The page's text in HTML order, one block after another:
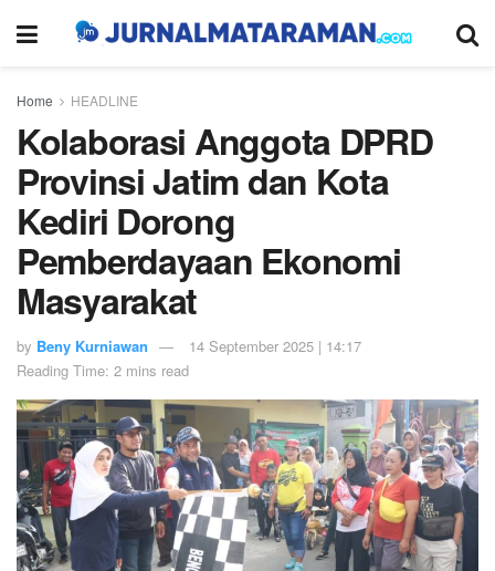
Home HEADLINE
Kolaborasi Anggota DPRD
Provinsi Jatim dan Kota
Kediri Dorong
Pemberdayaan Ekonomi
Masyarakat
by Beny Kurniawan
14 September 2025 | 14:17
Reading Time: 2 mins read